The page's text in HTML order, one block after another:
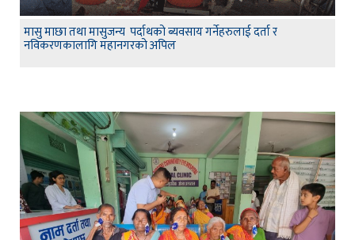
मासु माछा तथा मासुजन्य पर्दाथको ब्यवसाय गर्नेहरुलाई दर्ता र
नविकरणकालागि महानगरको अपिल